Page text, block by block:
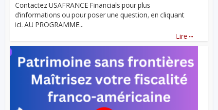
Contactez USAFRANCE Financials pour plus
d’informations ou pour poser une question, en cliquant
ici. AU PROGRAMME...
Lire ...